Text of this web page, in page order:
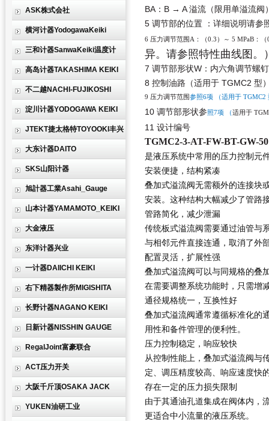
ASK株式会社
横河计器YodogawaKeiki
三和计器SanwaKeiki温度计
高岛计器TAKASHIMA KEIKI
不二越NACHI-FUJIKOSHI
淀川计器YODOGAWA KEIKI
JTEKT捷太格特TOYOOKI丰兴
大东计器DAITO
SKS山阳计器
旭計器工業Asahi_Gauge
山本计器YAMAMOTO_KEIKI
大金液压
东洋计器兴业
一计器DAIICHI KEIKI
右下精器製作所MIGISHITA
长野计器NAGANO KEIKI
日新计器NISSHIN GAUGE
RegalJoint富豪联合
ACT压力开关
大阪千斤顶OSAKA JACK
YUKEN油研工业
BA：B → A 溢流（限用单溢流阀
5 调节部的位置 ：详细说明请参
6 压力调节范围A：（0.3）～ 5 MPaB：
异。请参照特性曲线图。
7 调节部形状W：内六角调节螺
8 控制油路（适用于 TGMC2 型
9 压力调节范围参照6项 （适用于 TGMC2
10 调节部形状参照7项 （适用于
11 设计编号
TGMC2-3-AT-FW-BT-GW-
是液压系统中常用的压力控制元
安装便捷，结构紧凑
叠加式溢流阀无需额外的连接块
安装。这种结构大幅减少了管路
管路简化，减少泄漏
传统板式溢流阀需要通过油管与
与相邻元件直接连通，取消了外
配置灵活，扩展性强
叠加式溢流阀可以与同规格的叠
在需要调整系统功能时，只需增
通径规格统一，互换性好
叠加式溢流阀通常遵循标准化的
用性和备件管理的便利性。
压力控制稳定，响应较快
从控制性能上，叠加式溢流阀与
定、调压精度较高、响应速度快
存在一定的压力损失限制
由于其通油孔道集成在阀体内，
更适合中小流量的液压系统。